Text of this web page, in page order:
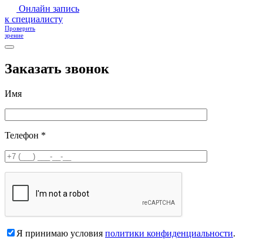
Онлайн запись
к специалисту
Проверить
зрение
Заказать звонок
Имя
Телефон *
Я принимаю условия политики конфиденциальности.